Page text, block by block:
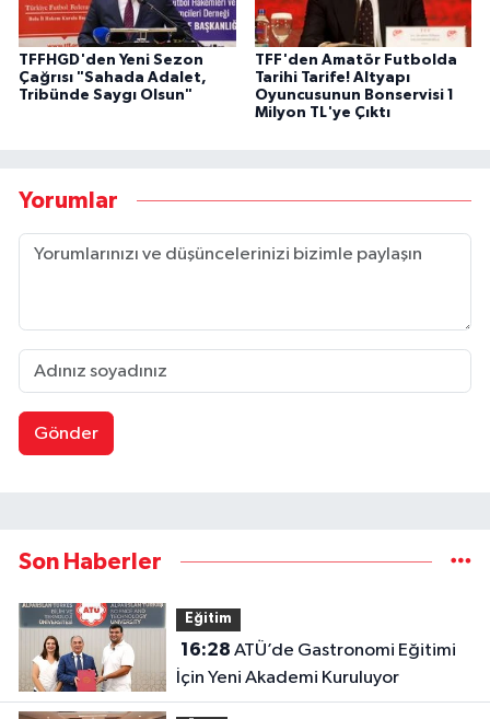
TFFHGD'den Yeni Sezon
Çağrısı "Sahada Adalet,
Tribünde Saygı Olsun"
TFF'den Amatör Futbolda
Tarihi Tarife! Altyapı
Oyuncusunun Bonservisi 1
Milyon TL'ye Çıktı
Yorumlar
Gönder
Son Haberler
Eğitim
16:28
İçin Yeni Akademi Kuruluyor